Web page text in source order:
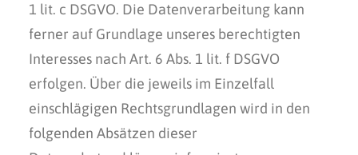
1 lit. c DSGVO. Die Datenverarbeitung kann
ferner auf Grundlage unseres berechtigten
Interesses nach Art. 6 Abs. 1 lit. f DSGVO
erfolgen. Über die jeweils im Einzelfall
einschlägigen Rechtsgrundlagen wird in den
folgenden Absätzen dieser